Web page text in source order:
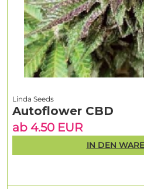
Linda Seeds
Autoflower CBD
ab 4.50 EUR
IN DEN